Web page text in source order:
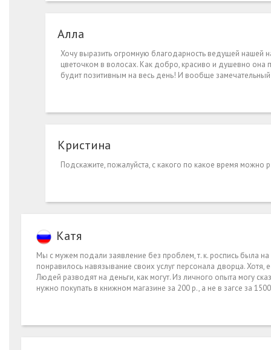
Алла
Хочу выразить огромную благодарность ведущей нашей
цветочком в волосах. Как добро, красиво и душевно
будит позитивным на весь день! И вообще
Кристина
Подскажите, пожалуйста, с какого по какое время можно
Катя
Мы с мужем подали заявление без проблем, т. к. роспись была
понравилось навязывание своих услуг персонала дворца.
Людей разводят на деньги, как могут. Из личного опыта могу
нужно покупать в книжном магазине за 200 р., а не в загсе за